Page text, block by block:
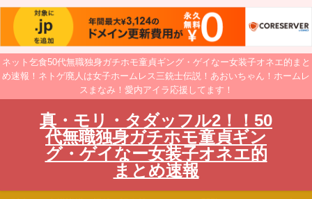
ネット乞食50代無職独身ガチホモ童貞ギング・ゲイなー女装子オネエ的まと
め速報！ネトゲ廃人は女子ホームレス三銃士伝説！あおいちゃん！ホームレ
スまなみ！愛内アイラ応援してます！
真・モリ・タダッフル2！！50
代無職独身ガチホモ童貞ギン
グ・ゲイなー女装子オネエ的
まとめ速報